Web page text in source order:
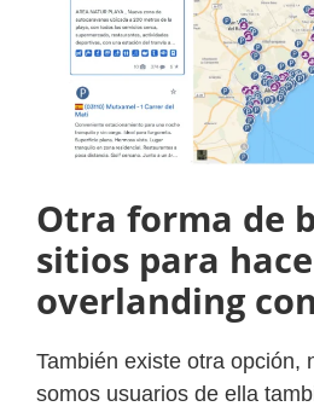
Otra forma de
sitios para
overlanding
También existe otra opción,
somos usuarios de ella